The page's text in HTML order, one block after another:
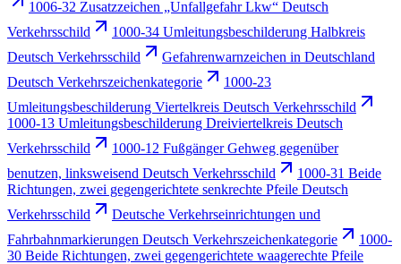
1006-32 Zusatzzeichen „Unfallgefahr Lkw“ Deutsch
Verkehrsschild
1000-34 Umleitungsbeschilderung Halbkreis
Deutsch Verkehrsschild
Gefahrenwarnzeichen in Deutschland
Deutsch Verkehrszeichenkategorie
1000-23
Umleitungsbeschilderung Viertelkreis Deutsch Verkehrsschild
1000-13 Umleitungsbeschilderung Dreiviertelkreis Deutsch
Verkehrsschild
1000-12 Fußgänger Gehweg gegenüber
benutzen, linksweisend Deutsch Verkehrsschild
1000-31 Beide
Richtungen, zwei gegengerichtete senkrechte Pfeile Deutsch
Verkehrsschild
Deutsche Verkehrseinrichtungen und
Fahrbahnmarkierungen Deutsch Verkehrszeichenkategorie
1000-
30 Beide Richtungen, zwei gegengerichtete waagerechte Pfeile